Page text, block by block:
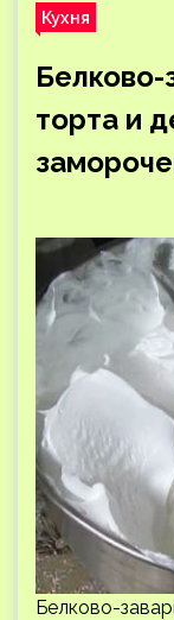
Кухня
Белково-
торта и
Белково-